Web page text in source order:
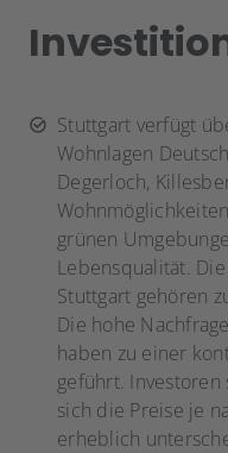
Stuttgart verfügt
Wohnlagen
Degerloch,
grünen
Lebensqualität.
Stuttgart gehören
Die hohe
haben zu einer
geführt.
sich die Preise je
erheblich